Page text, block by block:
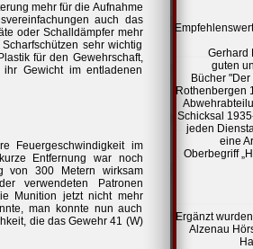
mehr für die Aufnahme
auch das
oder Schalldämpfer mehr
sehr wichtig
für den Gewehrschaft,
Gewicht im entladenen
Feuergeschwindigkeit im
Entfernung war noch
von 300 Metern wirksam
verwendeten Patronen
Munition jetzt nicht mehr
man konnte nun auch
die das Gewehr 41 (W)
Gerhard
guten
Bücher
Rothenbergen
Schicksal
jeden
eine
Oberbegriff
Ergänzt
Alzenau